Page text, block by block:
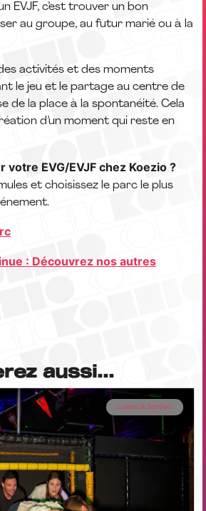
EVJF, c’est trouver un bon
au groupe, au futur marié ou à la
activités et des moments
le jeu et le partage au centre de
de la place à la spontanéité. Cela
d’un moment qui reste en
votre EVG/EVJF chez Koezio ?
et choisissez le parc le plus
: Découvrez nos autres
aussi...
Loisirs & Sorties